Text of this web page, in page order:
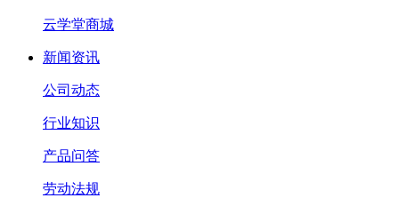
云学堂商城
新闻资讯
公司动态
行业知识
产品问答
劳动法规